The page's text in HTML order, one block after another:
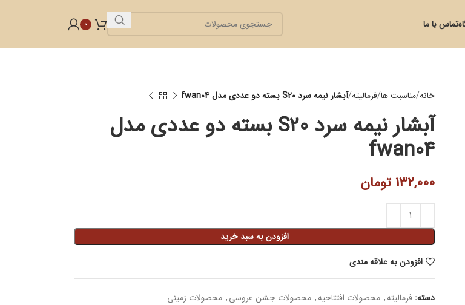
تماس با ما 0
خانه مناسبت ها فرمالیته آبشار نیمه سرد S20 بسته دو عددی مدل fwan04
آبشار نیمه سرد S20 بسته دو عددی مدل
fwan04
132,000 تومان
افزودن به سبد خرید
افزودن به علاقه مندی
دسته: فرمالیته, محصولات افتتاحیه, محصولات جشن عروسی, محصولات زمینی